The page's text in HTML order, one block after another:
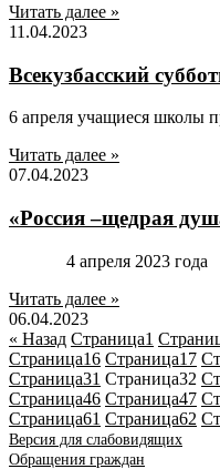
Читать далее »
11.04.2023
Всекузбасский
6 апреля учащиеся школы
Читать далее »
07.04.2023
«Россия –щедрая
4 апреля 2023 года
Читать далее »
06.04.2023
« Назад Страница1
Страница16 Страница17
Страница31 Страница32
Страница46 Страница47
Страница61 Страница62
Версия для слабовидящих
Обращения граждан